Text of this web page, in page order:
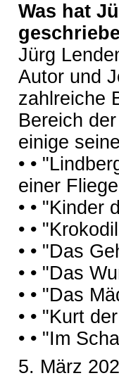
Was hat
Jürg
Autor und
zahlreiche
Bereich
einige
• •
einer
• • "Kinder
• •
• • "Das
• • "Das
• • "Das
• • "Kurt
• • "Im
5. März